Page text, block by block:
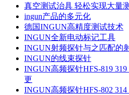
真空测试治具 轻松实现大量
ingun产品的多元化
德国INGUN高精度测试技术
INGUN全新电动标记工具
INGUN射频探针与之匹配的
INGUN的线束探针
INGUN高频探针HFS-819
更
INGUN高频探针HFS-802 314